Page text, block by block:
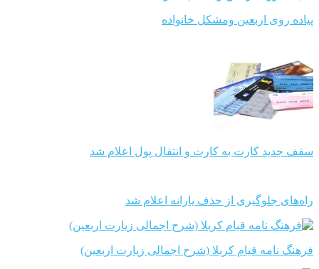
پیاده روی اربعین ومشکل خانواده
سقف جدید کارت به کارت و انتقال پول اعلام شد
راه‌های جلوگیری از حذف یارانه اعلام شد
فرهنگ نامه قیام کربلا (شرح اجمالی زیارت اربعین)